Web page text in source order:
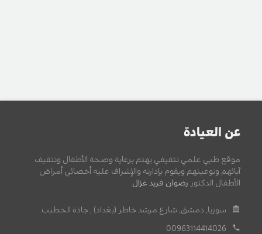
عن العيادة
موقع طبي علمي تثقيفي يهتم برعاية وصحة الأطفال وتثقيف
آبائهم وتوعيتهم ويقوم بإدارته والإشراف عليه أخصائي أمراض
الأطفال الدكتور رضوان فريد غزال.
سوريا, دمشق, شارع مرشد خاطر (بغداد) , جادة الخطيب.
00963114414026